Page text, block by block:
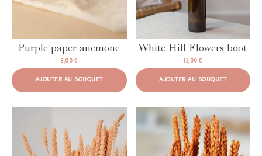
AJOUTER AU BOUQUET AJOUTER AU BOUQUET
Purple paper anemone
8,00 €
AJOUTER AU BOUQUET
White Hill Flowers boot
13,00 €
AJOUTER AU BOUQUET